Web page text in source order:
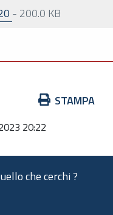
- 200.0 KB
STAMPA
20:22
che cerchi ?